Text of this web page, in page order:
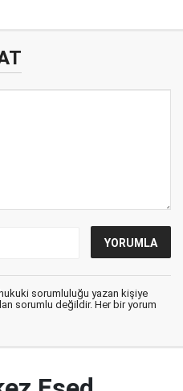
sorumluluğu yazan kişiye
sorumlu değildir. Her bir yorum